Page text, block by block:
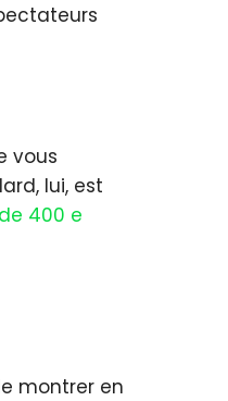
vous
lui, est
400 e
montrer en